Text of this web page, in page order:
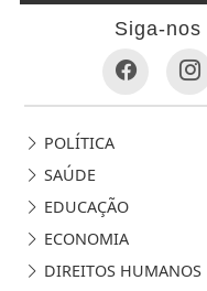
Siga-
POLÍTICA
SAÚDE
EDUCAÇÃO
ECONOMIA
DIREITOS HUMANOS